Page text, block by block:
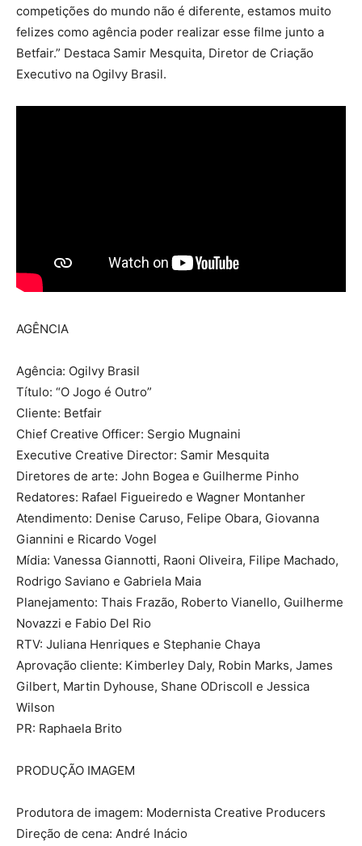
competições do mundo não é diferente, estamos muito
felizes como agência poder realizar esse filme junto a
Betfair.” Destaca Samir Mesquita, Diretor de Criação
Executivo na Ogilvy Brasil.
AGÊNCIA
Agência: Ogilvy Brasil
Título: “O Jogo é Outro”
Cliente: Betfair
Chief Creative Officer: Sergio Mugnaini
Executive Creative Director: Samir Mesquita
Diretores de arte: John Bogea e Guilherme Pinho
Redatores: Rafael Figueiredo e Wagner Montanher
Atendimento: Denise Caruso, Felipe Obara, Giovanna
Giannini e Ricardo Vogel
Mídia: Vanessa Giannotti, Raoni Oliveira, Filipe Machado,
Rodrigo Saviano e Gabriela Maia
Planejamento: Thais Frazão, Roberto Vianello, Guilherme
Novazzi e Fabio Del Rio
RTV: Juliana Henriques e Stephanie Chaya
Aprovação cliente: Kimberley Daly, Robin Marks, James
Gilbert, Martin Dyhouse, Shane ODriscoll e Jessica
Wilson
PR: Raphaela Brito
PRODUÇÃO IMAGEM
Produtora de imagem: Modernista Creative Producers
Direção de cena: André Inácio